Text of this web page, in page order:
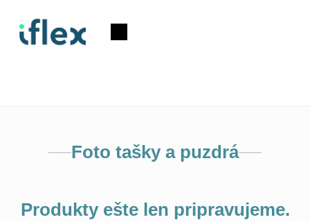
obsah
Nákupný
Foto tašky a puzdrá
Produkty ešte len pripravujeme.